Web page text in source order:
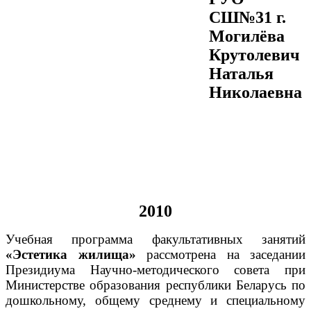
СШ№31 г.
Могилёва
Крутолевич
Наталья
Николаевна
2010
Учебная программа факультативных занятий
«Эстетика жилища» рассмотрена на заседании
Президиума Научно-методического совета при
Министерстве образования республики Беларусь по
дошкольному, общему среднему и специальному